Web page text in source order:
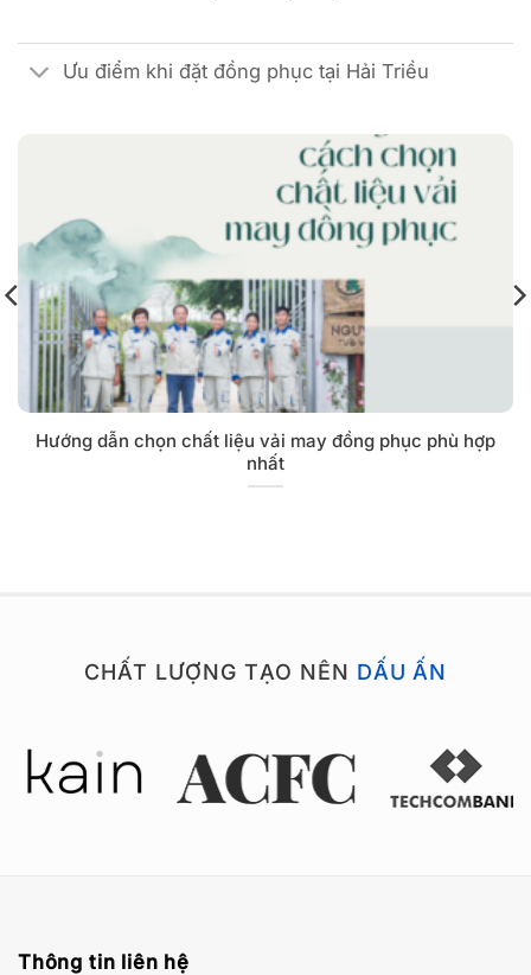
Ưu điểm khi đặt đồng phục tại Hải Triều
Hướng dẫn chọn chất liệu vải may đồng phục phù hợp
nhất
CHẤT LƯỢNG TẠO NÊN DẤU ẤN
Thông tin liên hệ